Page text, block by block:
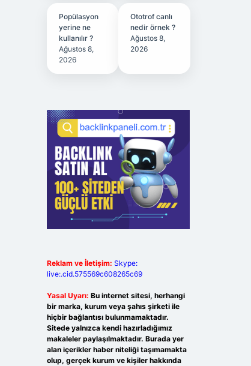
Popülasyon
yerine ne
kullanılır ?
Ağustos 8,
2026
Ototrof canlı
nedir örnek ?
Ağustos 8,
2026
Reklam ve İletişim: Skype:
live:.cid.575569c608265c69
Yasal Uyarı: Bu internet sitesi, herhangi
bir marka, kurum veya şahıs şirketi ile
hiçbir bağlantısı bulunmamaktadır.
Sitede yalnızca kendi hazırladığımız
makaleler paylaşılmaktadır. Burada yer
alan içerikler haber niteliği taşımamakta
olup, gerçek kurum ve kişiler hakkında